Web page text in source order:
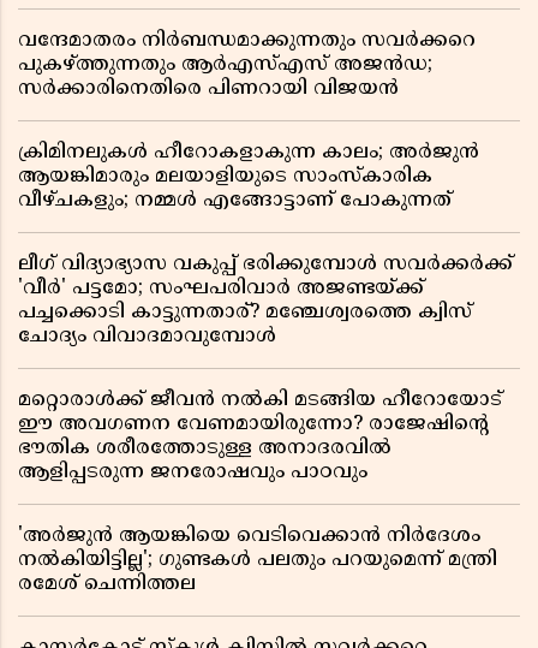
വന്ദേമാതരം നിർബന്ധമാക്കുന്നതും സവർക്കറെ
പുകഴ്ത്തുന്നതും ആർഎസ്എസ് അജൻഡ;
സർക്കാരിനെതിരെ പിണറായി വിജയൻ
ക്രിമിനലുകൾ ഹീറോകളാകുന്ന കാലം; അർജുൻ
ആയങ്കിമാരും മലയാളിയുടെ സാംസ്കാരിക
വീഴ്ചകളും; നമ്മൾ എങ്ങോട്ടാണ് പോകുന്നത്
ലീഗ് വിദ്യാഭ്യാസ വകുപ്പ് ഭരിക്കുമ്പോൾ സവർക്കർക്ക്
'വീർ' പട്ടമോ; സംഘപരിവാർ അജണ്ടയ്ക്ക്
പച്ചക്കൊടി കാട്ടുന്നതാര്? മഞ്ചേശ്വരത്തെ ക്വിസ്
ചോദ്യം വിവാദമാവുമ്പോൾ
മറ്റൊരാൾക്ക് ജീവൻ നൽകി മടങ്ങിയ ഹീറോയോട്
ഈ അവഗണന വേണമായിരുന്നോ? രാജേഷിൻ്റെ
ഭൗതിക ശരീരത്തോടുള്ള അനാദരവിൽ
ആളിപ്പടരുന്ന ജനരോഷവും പാഠവും
'അർജുൻ ആയങ്കിയെ വെടിവെക്കാൻ നിർദേശം
നൽകിയിട്ടില്ല'; ഗുണ്ടകൾ പലതും പറയുമെന്ന് മന്ത്രി
രമേശ് ചെന്നിത്തല